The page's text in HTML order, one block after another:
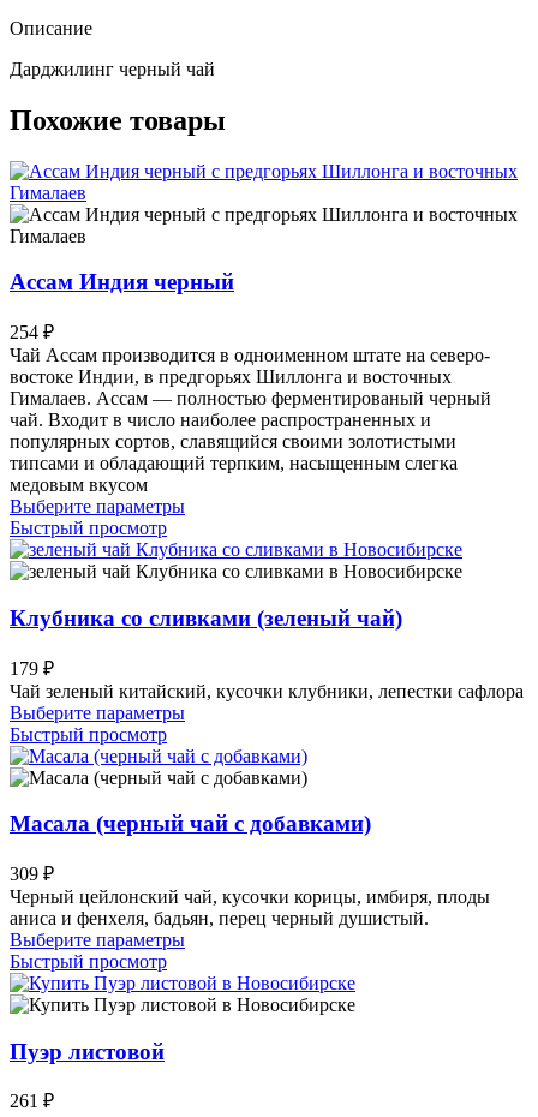
Описание
Дарджилинг черный чай
Похожие товары
Ассам Индия черный
254 ₽
Чай Ассам производится в одноименном штате на северо-
востоке Индии, в предгорьях Шиллонга и восточных
Гималаев. Ассам — полностью ферментированый черный
чай. Входит в число наиболее распространенных и
популярных сортов, славящийся своими золотистыми
типсами и обладающий терпким, насыщенным слегка
медовым вкусом
Выберите параметрыЭтот
имеет
несколько
Опции
можно
странице
товара.
Быстрый просмотр
Клубника со сливками (зеленый чай)
179 ₽
Чай зеленый китайский, кусочки клубники, лепестки сафлора
Выберите параметрыЭтот
имеет
несколько
Опции
странице
товара.
Быстрый просмотр
Масала (черный чай с добавками)
309 ₽
Черный цейлонский чай, кусочки корицы, имбиря, плоды
аниса и фенхеля, бадьян, перец черный душистый.
Выберите параметрыЭтот
имеет
несколько
Быстрый просмотр
Пуэр листовой
261 ₽